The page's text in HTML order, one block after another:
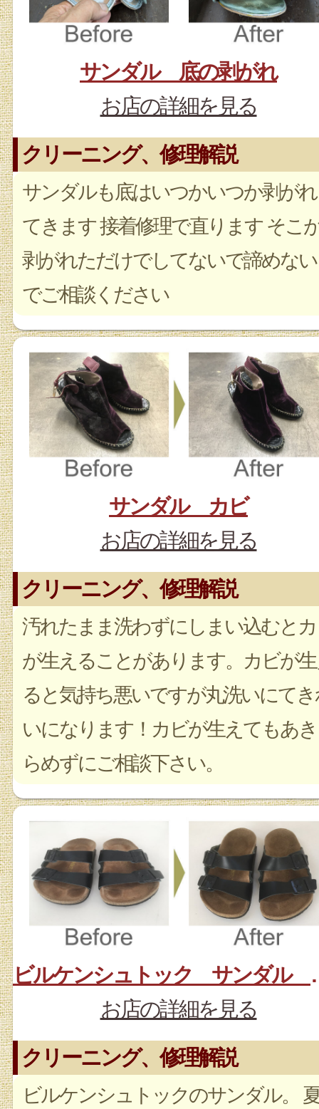
サンダル 底の剥がれ
お店の詳細を見る
クリーニング、修理解説
サンダルも底はいつかいつか剥がれ
てきます 接着修理で直ります そこ
剥がれただけでしてないで諦めない
でご相談ください
サンダル カビ
お店の詳細を見る
クリーニング、修理解説
汚れたまま洗わずにしまい込むと
が生えることがあります。カビが
ると気持ち悪いですが丸洗いにて
いになります！カビが生えてもあき
らめずにご相談下さい。
ビルケ
お店の詳細を見る
クリーニング、修理解説
ビルケンシュトックのサンダル。